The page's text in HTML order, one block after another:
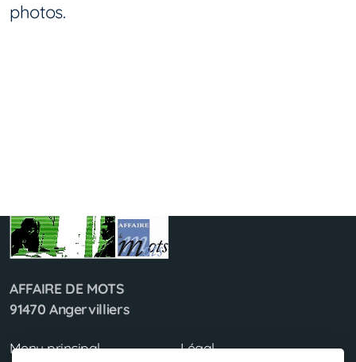
photos.
AFFAIRE DE MOTS
91470 Angervilliers
Menu principal
Légal